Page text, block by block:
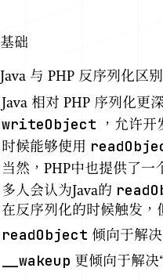
基础
Java 与 PHP 反序列化区别
Java 相对 PHP 序列化更
writeObject ，允许开
时候能够使用
当然，PHP中也提供了一
多人会认为Java的
在反序列化的时候触发，
readObject 倾向于解
__wakeup 更倾向于解决